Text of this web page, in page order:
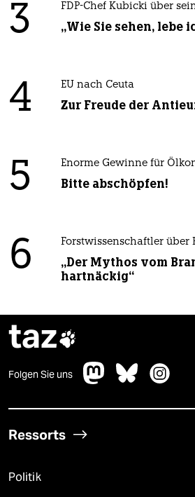
3 FDP-Chef Kubicki über
„Wie Sie sehen, lebe
4 EU nach Ceuta
Zur Freude der
5 Enorme Gewinne für
Bitte abschöpfen!
6 Forstwissenschaftler über
„Der Mythos vom
hartnäckig“
taz
Folgen Sie uns
Ressorts
Politik